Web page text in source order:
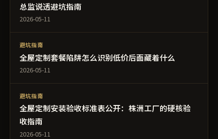
总监说透避坑指南
2026-05-11
避坑指南
全屋定制套餐陷阱怎么识别低价后面藏着什么
2026-05-11
避坑指南
全屋定制安装验收标准表公开：株洲工厂的硬核验
收指南
2026-05-11